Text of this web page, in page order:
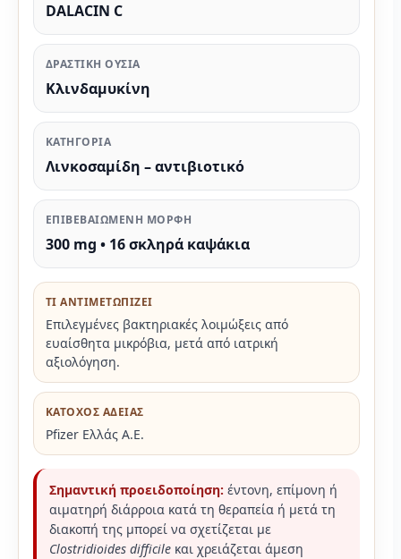
DALACIN C
ΔΡΑΣΤΙΚΗ ΟΥΣΙΑ
Κλινδαμυκίνη
ΚΑΤΗΓΟΡΙΑ
Λινκοσαμίδη – αντιβιοτικό
ΕΠΙΒΕΒΑΙΩΜΕΝΗ ΜΟΡΦΗ
300 mg • 16 σκληρά καψάκια
ΤΙ ΑΝΤΙΜΕΤΩΠΙΖΕΙ
Επιλεγμένες βακτηριακές λοιμώξεις από
ευαίσθητα μικρόβια, μετά από ιατρική
αξιολόγηση.
ΚΑΤΟΧΟΣ ΑΔΕΙΑΣ
Pfizer Ελλάς Α.Ε.
Σημαντική προειδοποίηση: έντονη, επίμονη ή
αιματηρή διάρροια κατά τη θεραπεία ή μετά τη
διακοπή της μπορεί να σχετίζεται με
Clostridioides difficile και χρειάζεται άμεση